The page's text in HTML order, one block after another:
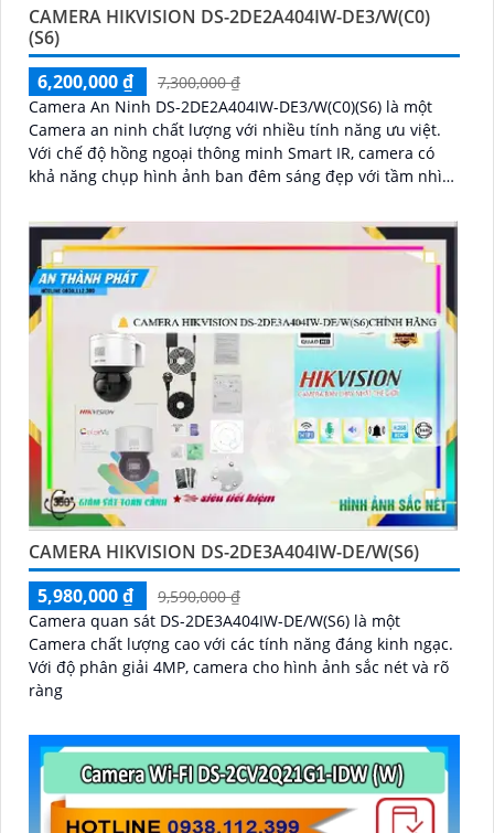
CAMERA HIKVISION DS-2DE2A404IW-DE3/W(C0)
(S6)
6,200,000 ₫
7,300,000 ₫
Camera An Ninh DS-2DE2A404IW-DE3/W(C0)(S6) là một
Camera an ninh chất lượng với nhiều tính năng ưu việt.
Với chế độ hồng ngoại thông minh Smart IR, camera có
khả năng chụp hình ảnh ban đêm sáng đẹp với tầm nhìn
CAMERA HIKVISION DS-2DE3A404IW-DE/W(S6)
5,980,000 ₫
9,590,000 ₫
Camera quan sát DS-2DE3A404IW-DE/W(S6) là một
Camera chất lượng cao với các tính năng đáng kinh ngạc.
Với độ phân giải 4MP, camera cho hình ảnh sắc nét và rõ
ràng